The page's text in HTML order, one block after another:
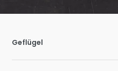
Geflügel